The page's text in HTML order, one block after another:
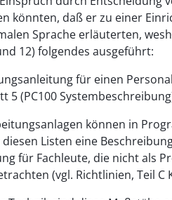
könnten, daß er zu einer
Sprache erläuterten,
12) folgendes ausgeführt:
für einen
(PC100
können in
Listen eine
für Fachleute, die nicht als
(vgl. Richtlinien, Teil C